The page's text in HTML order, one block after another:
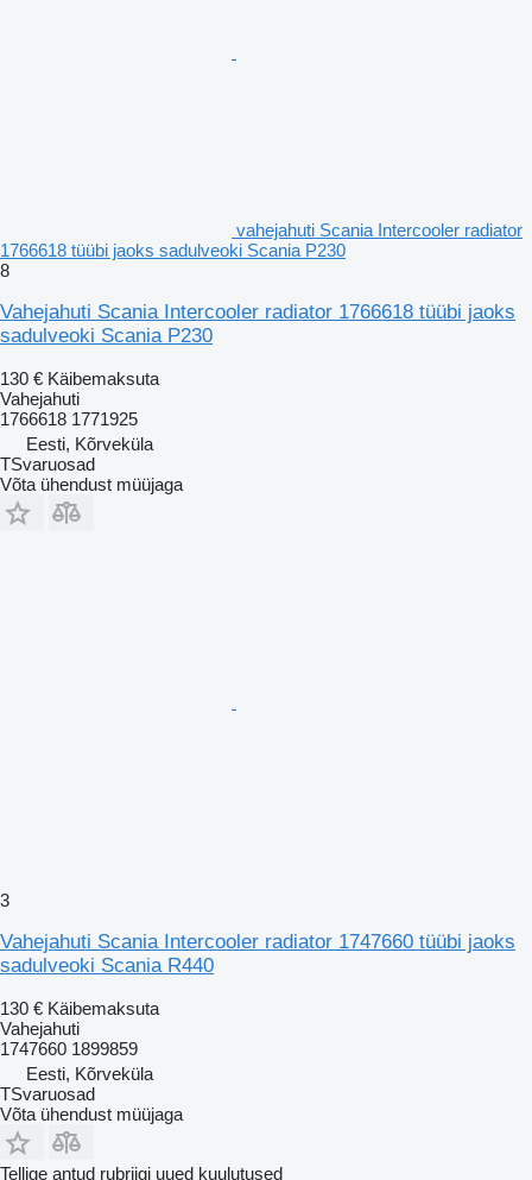
vahejahuti Scania Intercooler radiator
1766618 tüübi jaoks sadulveoki Scania P230
8
Vahejahuti Scania Intercooler radiator 1766618 tüübi jaoks
sadulveoki Scania P230
130 € Käibemaksuta
Vahejahuti
1766618 1771925
Eesti, Kõrveküla
TSvaruosad
Võta ühendust müüjaga
3
Vahejahuti Scania Intercooler radiator 1747660 tüübi jaoks
sadulveoki Scania R440
130 € Käibemaksuta
Vahejahuti
1747660 1899859
Eesti, Kõrveküla
TSvaruosad
Võta ühendust müüjaga
Tellige antud rubriigi uued kuulutused